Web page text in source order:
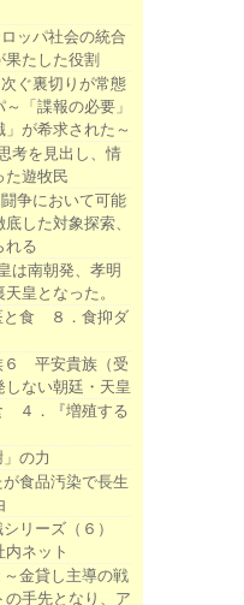
ッパ社会の統合
果たした役割
ぐ裏切りが常態
「諜報の必要」
が希求された～
考を見出し、情
た遊牧民
争において可能
した対象探索、
れる
は南朝発、孝明
皇となった。
と食 ８．食抑ダ
６ 平安貴族（受
ない朝廷・天皇
４．『増殖する
の力
食品汚染で長生
シリーズ（６）
ネット
金貸し主導の戦
手先となり、ア